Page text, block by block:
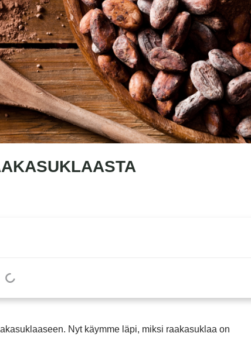
Nyt käymme läpi, miksi raakasuklaa on